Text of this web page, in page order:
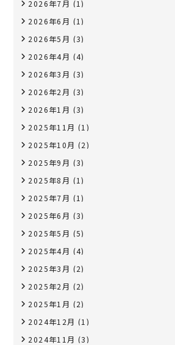
2026年7月 (1)
2026年6月 (1)
2026年5月 (3)
2026年4月 (4)
2026年3月 (3)
2026年2月 (3)
2026年1月 (3)
2025年11月 (1)
2025年10月 (2)
2025年9月 (3)
2025年8月 (1)
2025年7月 (1)
2025年6月 (3)
2025年5月 (5)
2025年4月 (4)
2025年3月 (2)
2025年2月 (2)
2025年1月 (2)
2024年12月 (1)
2024年11月 (3)